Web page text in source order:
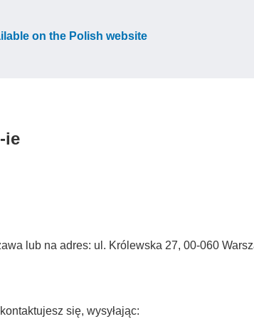
on the Polish website
ie
lub na adres: ul. Królewska 27, 00-060
się, wysyłając: